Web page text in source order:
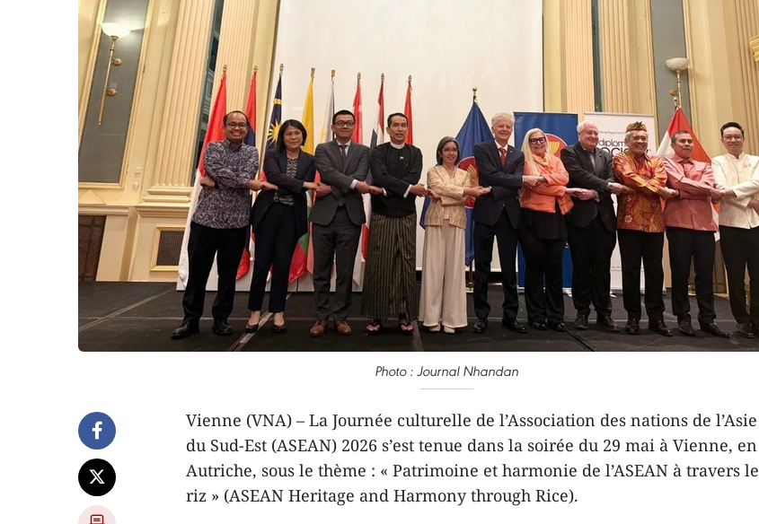
Photo : Journal Nhandan
Vienne (VNA) – La Journée culturelle de l’Association des nations de l’Asie
du Sud-Est (ASEAN) 2026 s’est tenue dans la soirée du 29 mai à Vienne, en
Autriche, sous le thème : « Patrimoine et harmonie de l’ASEAN à travers le
riz » (ASEAN Heritage and Harmony through Rice).